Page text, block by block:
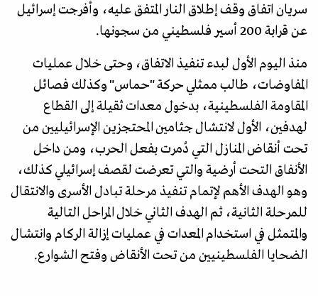
سريان اتفاق وقف إطلاق النار المتفق عليه، وأفرجت إسرائيل
عن قرابة 200 أسير فلسطيني من سجونها.
منذ اليوم الأول لبدء تنفيذ الاتفاق، وحتى خلال عمليات
المفاوضات، طالب ممثلي حركة "حماس" وكذلك فصائل
المقاومة الفلسطينية، بدخول معدات ثقيلة إلى القطاع
لهدفين، الأول لانتشال جثامين المحتجزين الإسرائيليين من
تحت أنقاض المنازل التي دُمرت بفعل الحرب، ومن داخل
الأنفاق التحت أرضية والتي تعرضت لقصف إسرائيلي كذلك،
وهو الهدف الأهم لإتمام تنفيذ مرحلة تبادل الأسرى والانتقال
للمرحلة الثانية، ثم الهدف الثاني خلال المراحل التالية
والمتمثل في استخدام المعدات في عمليات إزالة الركام وانتشال
الضحايا الفلسطينيين من تحت الأنقاض وفتح الشوارع.